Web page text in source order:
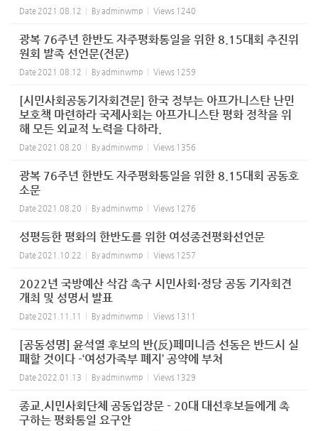
Date 2021.08.12 Byadminwmp Views 1240
광복 76주년 한반도 자주평화통일을 위한 8.15대회 추진위
원회 발족 선언문(전문)
Date 2021.08.12 Byadminwmp Views 1259
[시민사회공동기자회견문] 한국 정부는 아프가니스탄 난민
보호책 마련하라 국제사회는 아프가니스탄 평화 정착을 위
해 모든 외교적 노력을 다하라.
Date 2021.08.20 Byadminwmp Views 1356
광복 76주년 한반도 자주평화통일을 위한 8.15대회 공동호
소문
Date 2021.08.20 Byadminwmp Views 1276
성평등한 평화의 한반도를 위한 여성종전평화선언문
Date 2021.10.22 Byadminwmp Views 1257
2022년 국방예산 삭감 촉구 시민사회·정당 공동 기자회견
개최 및 성명서 발표
Date 2021.11.11 Byadminwmp Views 1311
[공동성명] 윤석열 후보의 반(反)페미니즘 선동은 반드시 실
패할 것이다 -‘여성가족부 폐지’ 공약에 부쳐
Date 2022.01.13 Byadminwmp Views 1329
종교.시민사회단체 공동입장문 - 20대 대선후보들에게 촉
구하는 평화통일 요구안